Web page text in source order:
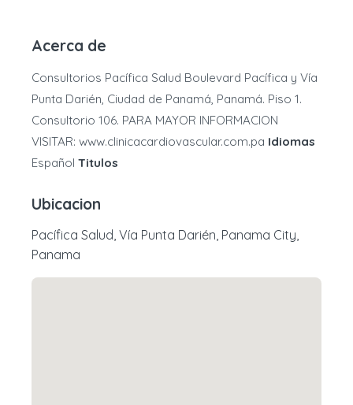
Acerca de
Consultorios Pacífica Salud Boulevard Pacífica y Vía
Punta Darién, Ciudad de Panamá, Panamá. Piso 1.
Consultorio 106. PARA MAYOR INFORMACION
VISITAR: www.clinicacardiovascular.com.pa Idiomas
Español Titulos
Ubicacion
Pacífica Salud, Vía Punta Darién, Panama City,
Panama